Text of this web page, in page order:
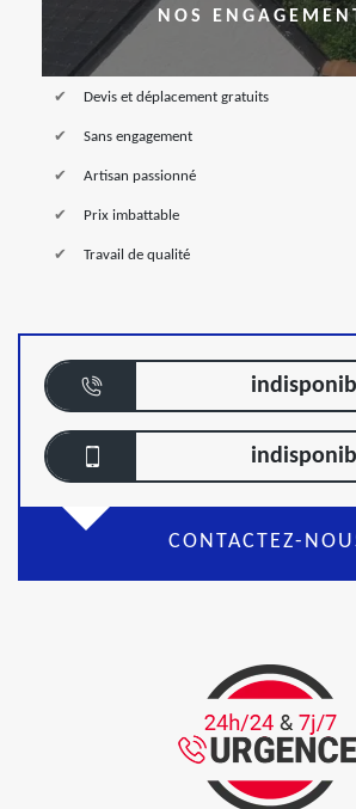
NOS
Devis et déplacement gratuits
Sans engagement
Artisan passionné
Prix imbattable
Travail de qualité
CONTACTEZ-